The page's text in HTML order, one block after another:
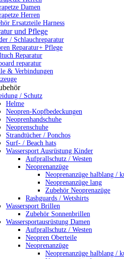
Damen
Herren
Ersatzteile Harness
und Pflege
/ Schlauchreparatur
Reparatur+ Pflege
Reparatur
reparatur
& Verbindungen
/ Schutz
Helme
Neopren-Kopfbedeckungen
Neoprenhandschuhe
Neoprenschuhe
Strandtücher / Ponchos
Surf- / Beach hats
Wassersport Ausrüstung Kinder
Aufprallschutz / Westen
Neoprenanzüge
Neoprenanzüge halblang /
Neoprenanzüge lang
Zubehör Neoprenazüge
Rashguards / Wetshirts
Wassersport Brillen
Zubehör Sonnenbrillen
Wassersportausrüstung Damen
Aufprallschutz / Westen
Neopren Oberteile
Neoprenanzüge
Neoprenanzüge halblang /